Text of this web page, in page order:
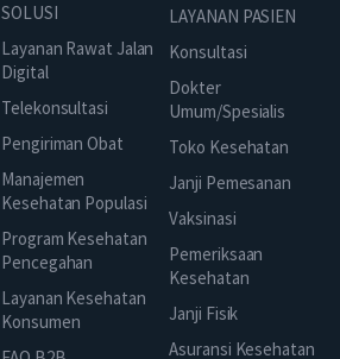
SOLUSI
Layanan Rawat Jalan
Digital
Telekonsultasi
Pengiriman Obat
Manajemen
Kesehatan Populasi
Program Kesehatan
Pencegahan
Layanan Kesehatan
Konsumen
LAYANAN PASIEN
Konsultasi
Dokter
Umum/Spesialis
Toko Kesehatan
Janji Pemesanan
Vaksinasi
Pemeriksaan
Kesehatan
Janji Fisik
Asuransi Kesehatan